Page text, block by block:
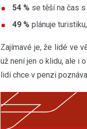
54 % se těší na čas s
49 % plánuje turistiku,
Zajímavé je, že lidé ve
už není jen o klidu, ale i
lidí chce v penzi